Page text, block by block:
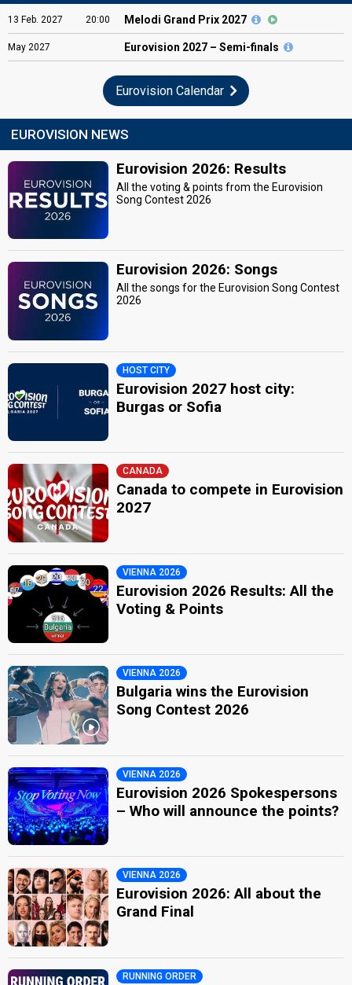
13 Feb. 2027 20:00 Melodi Grand Prix 2027
May 2027 Eurovision 2027 – Semi-finals
Eurovision Calendar
EUROVISION NEWS
Eurovision 2026: Results
All the voting & points from the Eurovision
Song Contest 2026
Eurovision 2026: Songs
All the songs for the Eurovision Song Contest
2026
HOST CITY
Eurovision 2027 host city:
Burgas or Sofia
CANADA
Canada to compete in Eurovision
2027
VIENNA 2026
Eurovision 2026 Results: All the
Voting & Points
VIENNA 2026
Bulgaria wins the Eurovision
Song Contest 2026
VIENNA 2026
Eurovision 2026 Spokespersons
– Who will announce the points?
VIENNA 2026
Eurovision 2026: All about the
Grand Final
RUNNING ORDER